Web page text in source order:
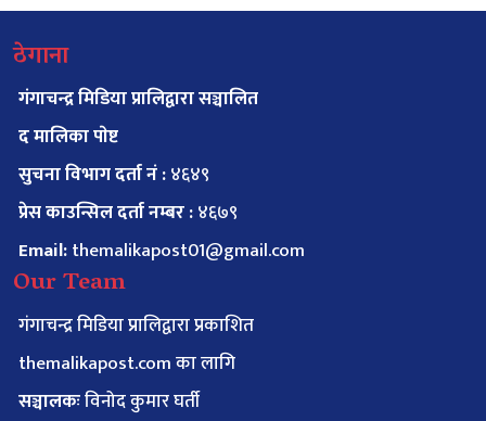
ठेगाना
गंगाचन्द्र मिडिया प्रालिद्वारा सञ्चालित
द मालिका पाेष्ट
सुचना विभाग दर्ता नं :४६४९
प्रेस काउन्सिल दर्ता नम्बर :४६७९
Email:themalikapost01@gmail.com
Our Team
गंगाचन्द्र मिडिया प्रालिद्वारा प्रकाशित
themalikapost.com का लागि
सञ्चालकःविनोद कुमार घर्ती